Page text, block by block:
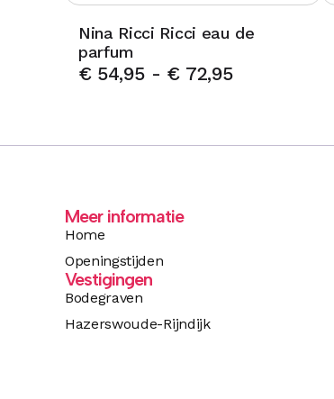
Nina Ricci Ricci eau de
parfum
€54,95 - €72,95
Meer informatie
Home
Openingstijden
Vestigingen
Bodegraven
Hazerswoude-Rijndijk